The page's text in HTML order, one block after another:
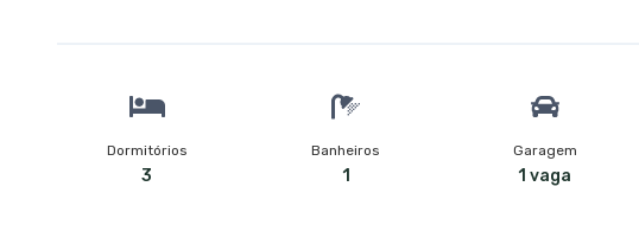
Dormitórios
3
Banheiros
1
Garagem
1 vaga